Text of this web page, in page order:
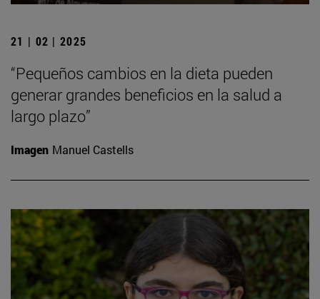
21 | 02 | 2025
“Pequeños cambios en la dieta pueden
generar grandes beneficios en la salud a
largo plazo”
Imagen Manuel Castells